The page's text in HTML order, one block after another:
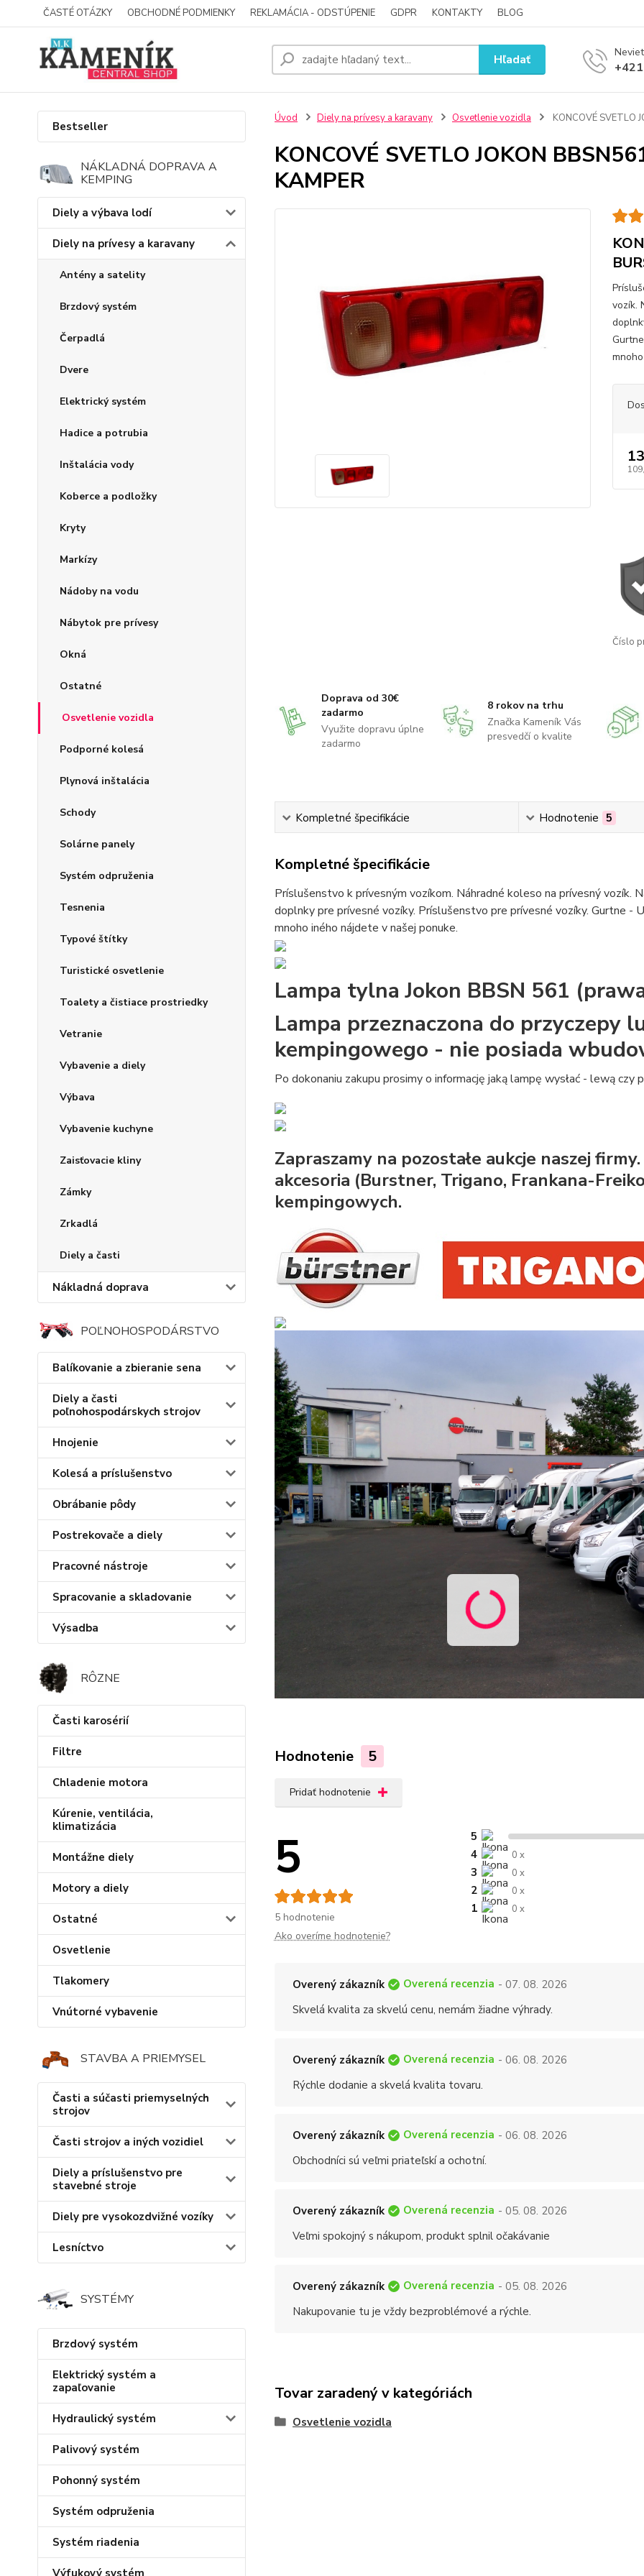
ČASTÉ OTÁZKY OBCHODNÉ PODMIENKY REKLAMÁCIA - ODSTÚPENIE GDPR KONTAKTY BLOG
Hľadať
Bestseller
NÁKLADNÁ DOPRAVA A
KEMPING
Diely a výbava lodí
Diely na prívesy a karavany
Antény a satelity
Brzdový systém
Čerpadlá
Dvere
Elektrický systém
Hadice a potrubia
Inštalácia vody
Koberce a podložky
Kryty
Markízy
Nádoby na vodu
Nábytok pre prívesy
Okná
Ostatné
Osvetlenie vozidla
Podporné kolesá
Plynová inštalácia
Schody
Solárne panely
Systém odpruženia
Tesnenia
Typové štítky
Turistické osvetlenie
Toalety a čistiace prostriedky
Vetranie
Vybavenie a diely
Výbava
Vybavenie kuchyne
Zaisťovacie kliny
Zámky
Zrkadlá
Diely a časti
Nákladná doprava
POĽNOHOSPODÁRSTVO
Balíkovanie a zbieranie sena
Diely a časti
poľnohospodárskych strojov
Hnojenie
Kolesá a príslušenstvo
Obrábanie pôdy
Postrekovače a diely
Pracovné nástroje
Spracovanie a skladovanie
Výsadba
RÔZNE
Časti karosérií
Filtre
Chladenie motora
Kúrenie, ventilácia,
klimatizácia
Montážne diely
Motory a diely
Ostatné
Osvetlenie
Tlakomery
Vnútorné vybavenie
STAVBA A PRIEMYSEL
Časti a súčasti priemyselných
strojov
Časti strojov a iných vozidiel
Diely a príslušenstvo pre
stavebné stroje
Diely pre vysokozdvižné vozíky
Lesníctvo
SYSTÉMY
Brzdový systém
Elektrický systém a
zapaľovanie
Hydraulický systém
Palivový systém
Pohonný systém
Systém odpruženia
Systém riadenia
Úvod Diely na prívesy a karavany Osvetlenie vozidla KONCOVÉ SVETLO
KONCOVÉ SVETLO JOKON
KAMPER
vozík.
Číslo
Doprava od 30€
zadarmo
Využite dopravu úplne
zadarmo
8 rokov na trhu
Značka Kameník Vás
presvedčí o kvalite
Kompletné špecifikácie Hodnotenie 5
Kompletné špecifikácie
Príslušenstvo k prívesným vozíkom. Náhradné koleso na prívesný vozík.
doplnky pre prívesné vozíky. Príslušenstvo pre prívesné vozíky. Gurtne -
mnoho iného nájdete v našej ponuke.
Lampa tylna Jokon BBSN 561
Lampa przeznaczona do przyczepy
kempingowego - nie posiada
Po dokonaniu zakupu prosimy o informację jaką lampę wysłać - lewą czy
Zapraszamy na pozostałe aukcje naszej
akcesoria (Burstner, Trigano, Frankana-
kempingowych.
Hodnotenie 5
Pridať hodnotenie
5
5 hodnotenie
5
4
0 x
3 0 x
2 0 x
1 0 x
Ako overíme hodnotenie?
Overený zákazník Overená recenzia - 07. 08. 2026
Skvelá kvalita za skvelú cenu, nemám žiadne výhrady.
Overený zákazník Overená recenzia - 06. 08. 2026
Rýchle dodanie a skvelá kvalita tovaru.
Overený zákazník Overená recenzia - 06. 08. 2026
Obchodníci sú veľmi priateľskí a ochotní.
Overený zákazník Overená recenzia - 05. 08. 2026
Veľmi spokojný s nákupom, produkt splnil očakávanie
Overený zákazník Overená recenzia - 05. 08. 2026
Nakupovanie tu je vždy bezproblémové a rýchle.
Tovar zaradený v kategóriách
Osvetlenie vozidla